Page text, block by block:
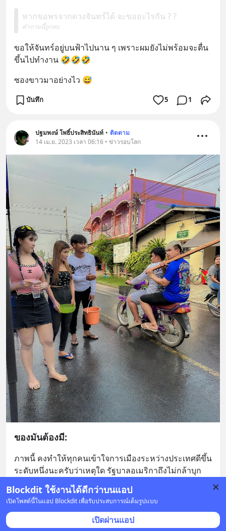
Blockdit ใช้งานได้ดีกว่าบนแอป
เปิดโพสต์นี้ในแอป Blockdit เพื่อรับประสบการณ์เต็มรูปแบบ
เปิดผ่านแอป
หากขอพรจากดวงจันทร์ได้ จะขออะไรกัน ? ?
คำถามนี้ถูกลบ
ขอให้จันทร์อยู่บนฟ้าไปนาน ๆ เพราะผมยังไม่พร้อมจะตื่น
ขึ้นไปทำงาน 🤣🤣🤣
ซองขาวมาอย่างไว 😅
บันทึก 5 1
ปฐมพงษ์ โพธิ์ประสิทธินันท์ • ติดตาม
14 เม.ย. 2023 เวลา 06:16 • ข่าวรอบโลก
ของมันต้องมี:
ภาพนี้ คงทำให้ทุกคนเข้าใจการเมืองระหว่างประเทศดีขึ้น
ระดับหนึ่งนะครับว่าเหตุใด รัฐบาลอเมริกาถึงไม่กล้าบุก
เกาหลีเหนือ 🤣🤣🤣
29
บันทึก 207 5 12